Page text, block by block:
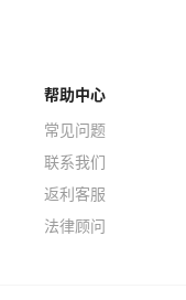
帮助中心
常见问题
联系我们
返利客服
法律顾问